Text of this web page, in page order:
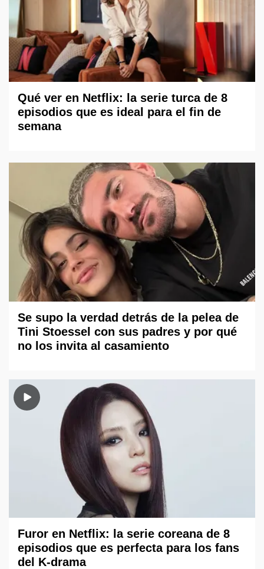
Qué ver en Netflix: la serie turca de 8
episodios que es ideal para el fin de
semana
Se supo la verdad detrás de la pelea de
Tini Stoessel con sus padres y por qué
no los invita al casamiento
Furor en Netflix: la serie coreana de 8
episodios que es perfecta para los fans
del K-drama